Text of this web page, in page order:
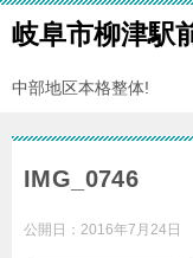
岐阜市柳津駅
中部地区本格整体!
IMG_0746
公開日： 2016年7月24日